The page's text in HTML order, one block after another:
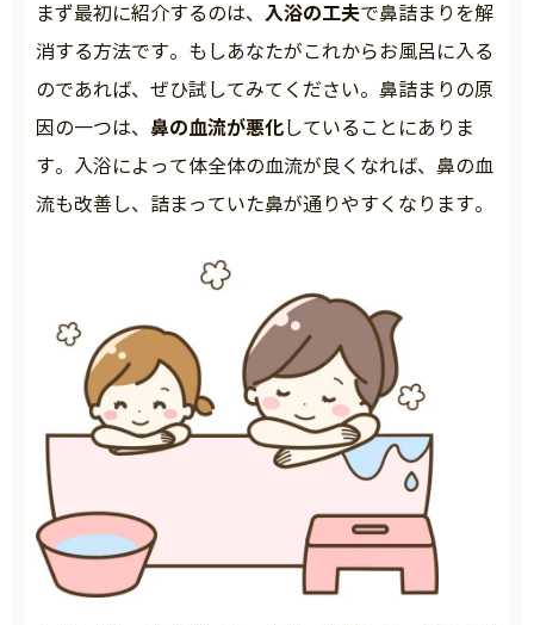
まず最初に紹介するのは、 入浴の工夫で鼻詰まりを解
消する方法です。もしあなたがこれからお風呂に入る
のであれば、ぜひ試してみてください。鼻詰まりの原
因の一つは、 鼻の血流が悪化していることにありま
す。入浴によって体全体の血流が良くなれば、鼻の血
流も改善し、詰まっていた鼻が通りやすくなります。